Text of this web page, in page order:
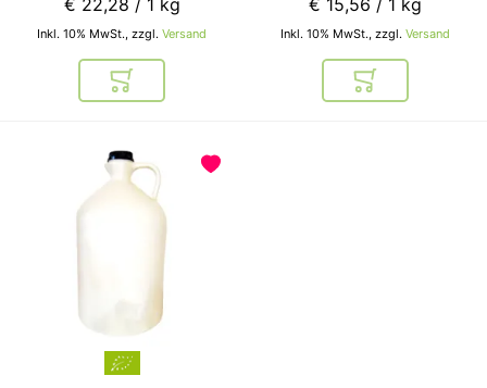
Inkl. 10% MwSt., zzgl. Versand
€ 22,28 / 1 kg
In den Warenkorb
Inkl. 10% MwSt., zzgl. Versand
€ 15,56 / 1 kg
In den